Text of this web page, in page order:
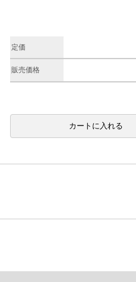
定価
販売価格